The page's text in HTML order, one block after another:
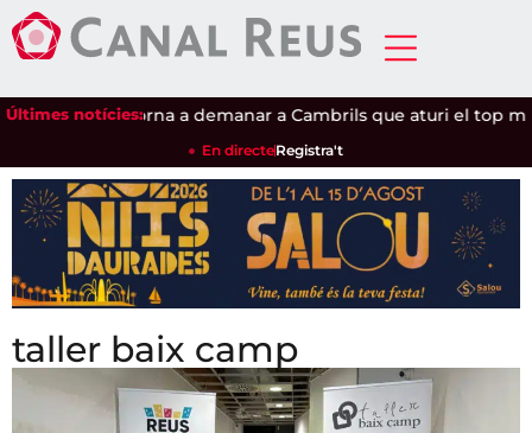
Últimes notícies:
|Salou torna a demanar a Cambrils que aturi el top
En directeRegistra't
taller baix camp